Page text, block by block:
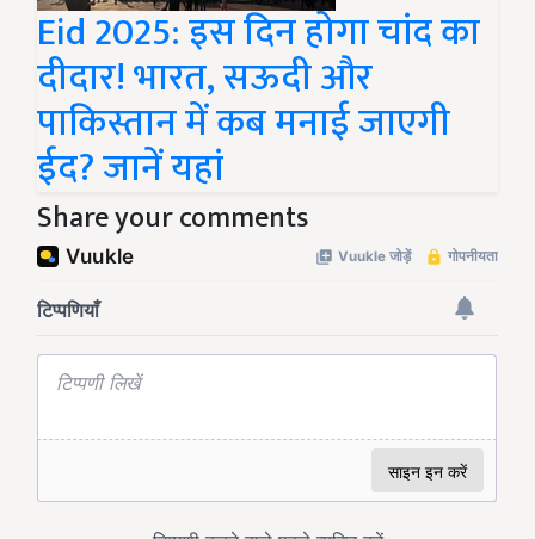
Eid 2025: इस दिन होगा चांद का
दीदार! भारत, सऊदी और
पाकिस्तान में कब मनाई जाएगी
ईद? जानें यहां
Share your comments